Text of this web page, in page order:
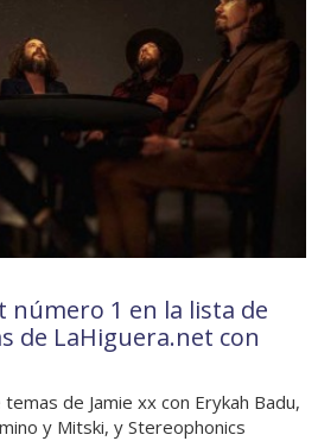
número 1 en la lista de
de LaHiguera.net con
de Jamie xx con Erykah Badu,
y Mitski, y Stereophonics